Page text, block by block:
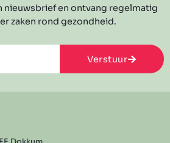
nieuwsbrief en ontvang regelmatig
zaken rond gezondheid.
Verstuur